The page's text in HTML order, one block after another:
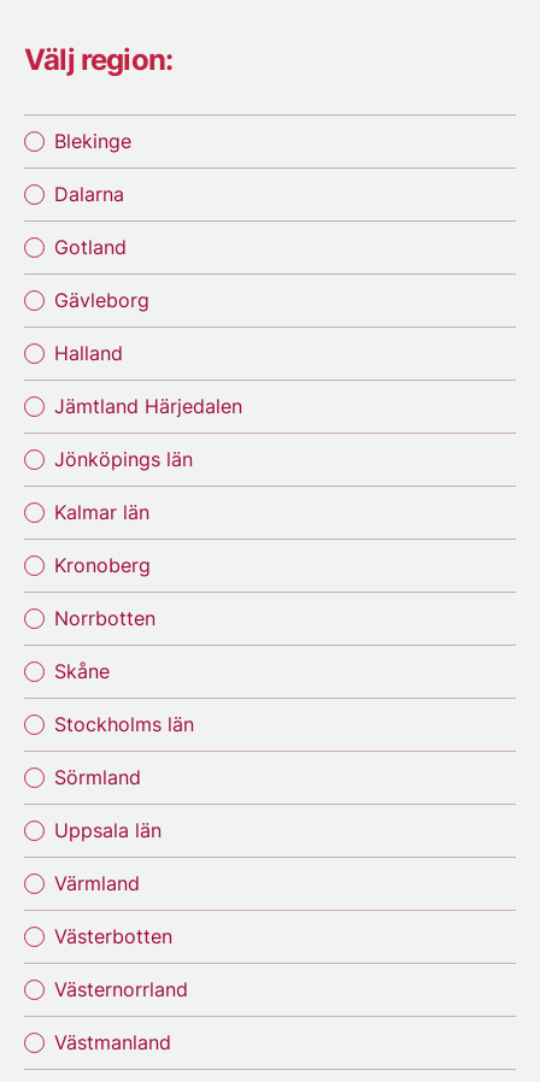
Välj region:
Blekinge
Dalarna
Gotland
Gävleborg
Halland
Jämtland Härjedalen
Jönköpings län
Kalmar län
Kronoberg
Norrbotten
Skåne
Stockholms län
Sörmland
Uppsala län
Värmland
Västerbotten
Västernorrland
Västmanland